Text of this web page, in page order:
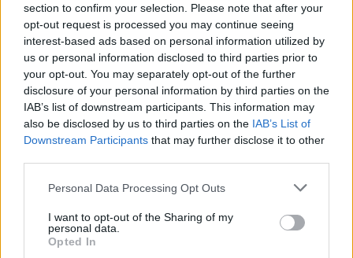
section to confirm your selection. Please note that after your
opt-out request is processed you may continue seeing
interest-based ads based on personal information utilized by
us or personal information disclosed to third parties prior to
your opt-out. You may separately opt-out of the further
disclosure of your personal information by third parties on the
IAB’s list of downstream participants. This information may
also be disclosed by us to third parties on the IAB’s List of
Downstream Participants that may further disclose it to other
Personal Data Processing Opt Outs
I want to opt-out of the Sharing of my
personal data.
Opted In
august 2024
júl 2024
jún 2024
apríl 2024
február 2024
január 2024
december 2023